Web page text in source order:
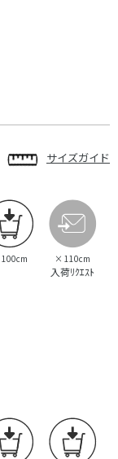
サイズガイド
100cm × 110cm
入荷ﾘｸｴｽﾄ